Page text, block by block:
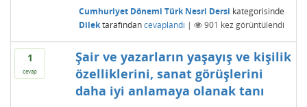
Cumhuriyet Dönemi Türk Nesri Dersi kategorisinde
Dilek tarafından cevaplandı | 901 kez görüntülendi
1
cevap
Şair ve yazarların yaşayış ve kişilik
özelliklerini, sanat görüşlerini
daha iyi anlamaya olanak tanı